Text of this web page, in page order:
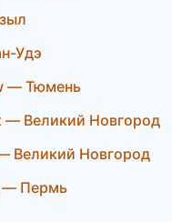
Удэ
— Тюмень
— Великий Новгород
Великий Новгород
— Пермь